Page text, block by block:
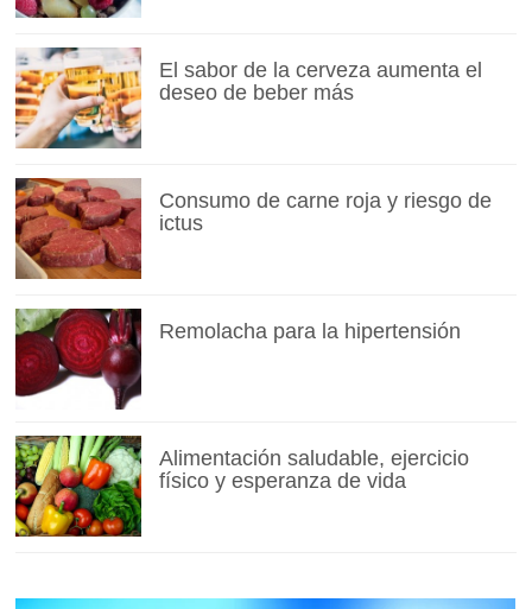
El sabor de la cerveza aumenta el
deseo de beber más
Consumo de carne roja y riesgo de
ictus
Remolacha para la hipertensión
Alimentación saludable, ejercicio
físico y esperanza de vida